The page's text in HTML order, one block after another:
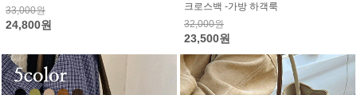
33,000원
24,800원
크로스백 -가방 하객룩
32,000원
23,500원